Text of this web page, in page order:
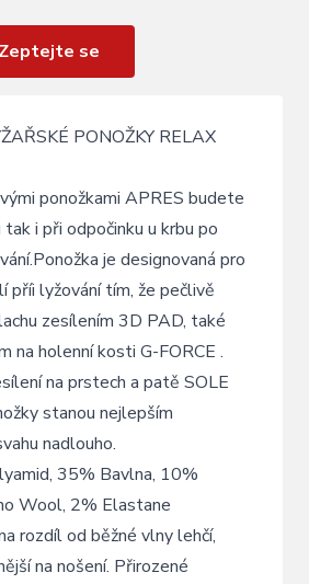
Zeptejte se
PONOŽKY RELAX
ponožkami APRES budete
i při odpočinku u krbu po
je designovaná pro
příi lyžování tím, že pečlivě
zesílením 3D PAD, také
na holenní kosti G-FORCE .
na prstech a patě SOLE
stanou nejlepším
nadlouho.
35% Bavlna, 10%
Wool, 2% Elastane
rozdíl od běžné vlny lehčí,
na nošení. Přirozené